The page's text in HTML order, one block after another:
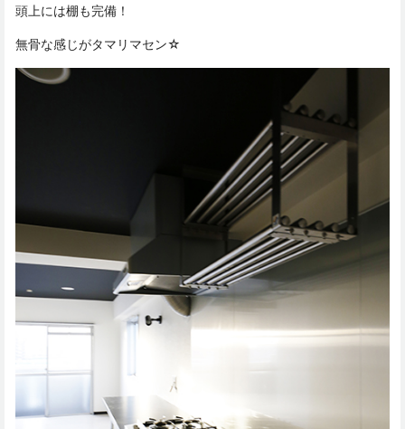
頭上には棚も完備！
無骨な感じがタマリマセン☆